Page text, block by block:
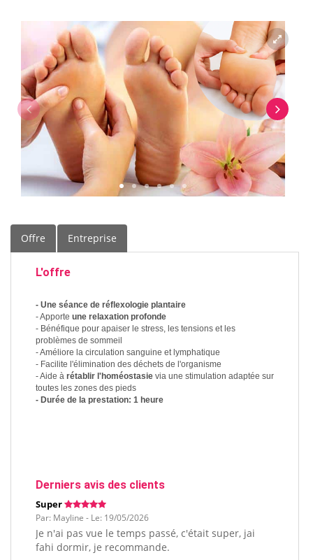
Offre Entreprise
L'offre
- Une séance de réflexologie plantaire
- Apporte une relaxation profonde
- Bénéfique pour apaiser le stress, les tensions et les
problèmes de sommeil
- Améliore la circulation sanguine et lymphatique
- Facilite l'élimination des déchets de l'organisme
- Aide à rétablir l'homéostasie via une stimulation adaptée sur
toutes les zones des pieds
- Durée de la prestation: 1 heure
Derniers avis des clients
Super
Par: Mayline - Le: 19/05/2026
Je n'ai pas vue le temps passé, c'était super, jai
fahi dormir, je recommande.